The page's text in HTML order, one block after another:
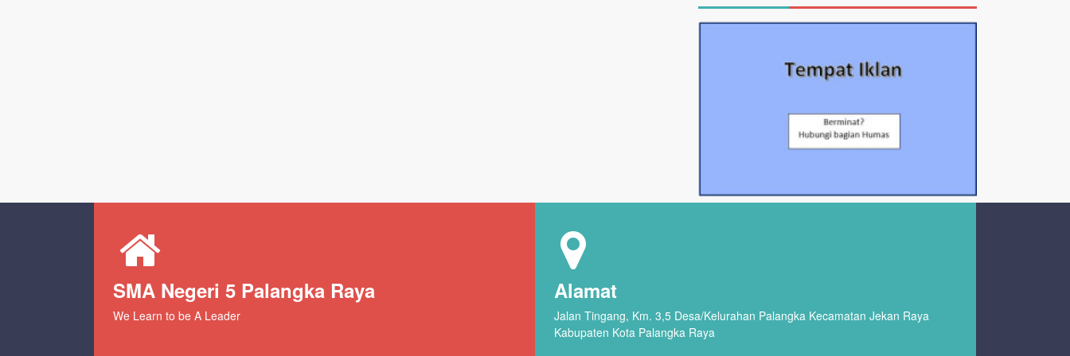
SMA Negeri 5 Palangka Raya
We Learn to be A Leader
Alamat
Jalan Tingang, Km. 3,5 Desa/Kelurahan Palangka Kecamatan Jekan Raya
Kabupaten Kota Palangka Raya